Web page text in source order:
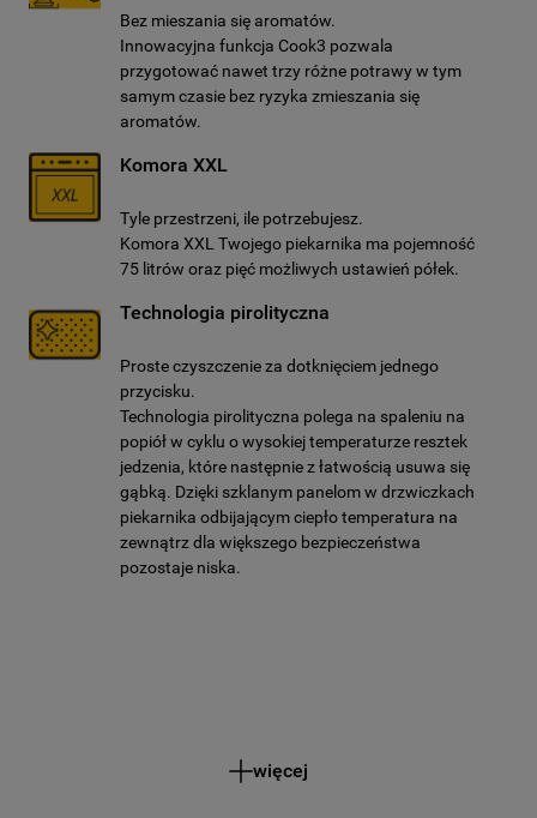
Bez mieszania się aromatów.
Innowacyjna funkcja Cook3 pozwala
przygotować nawet trzy różne potrawy w tym
samym czasie bez ryzyka zmieszania się
aromatów.
Komora XXL
Tyle przestrzeni, ile potrzebujesz.
Komora XXL Twojego piekarnika ma pojemność
75 litrów oraz pięć możliwych ustawień półek.
Technologia pirolityczna
Proste czyszczenie za dotknięciem jednego
przycisku.
Technologia pirolityczna polega na spaleniu na
popiół w cyklu o wysokiej temperaturze resztek
jedzenia, które następnie z łatwością usuwa się
gąbką. Dzięki szklanym panelom w drzwiczkach
piekarnika odbijającym ciepło temperatura na
zewnątrz dla większego bezpieczeństwa
pozostaje niska.
więcej